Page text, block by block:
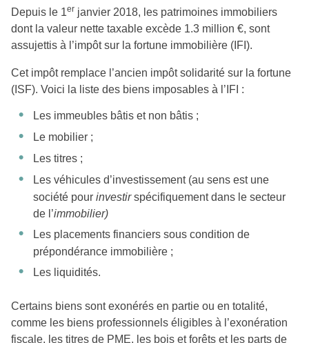
Depuis le 1er janvier 2018, les patrimoines immobiliers
dont la valeur nette taxable excède 1.3 million €, sont
assujettis à l’impôt sur la fortune immobilière (IFI).
Cet impôt remplace l’ancien impôt solidarité sur la fortune
(ISF). Voici la liste des biens imposables à l’IFI :
Les immeubles bâtis et non bâtis ;
Le mobilier ;
Les titres ;
Les véhicules d’investissement (au sens est une
société pour investirspécifiquement dans le secteur
de l’immobilier)
Les placements financiers sous condition de
prépondérance immobilière ;
Les liquidités.
Certains biens sont exonérés en partie ou en totalité,
comme les biens professionnels éligibles à l’exonération
fiscale, les titres de PME, les bois et forêts et les parts de